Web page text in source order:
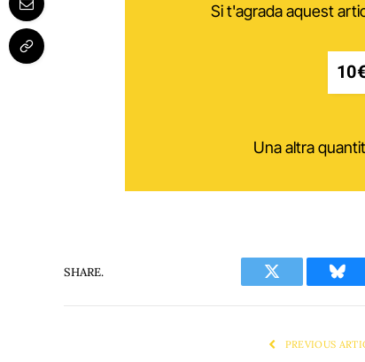
Si t'agrada aquest
Una altra
SHARE.
Twitter
PREVIOUS